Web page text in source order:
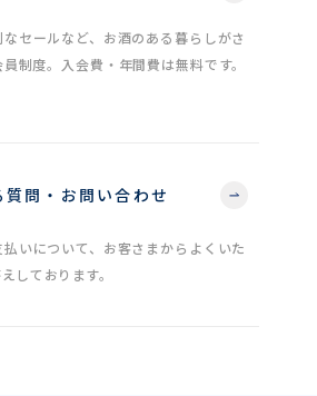
セールなど、お酒のある暮らしがさ
制度。入会費・年間費は無料です。
質問・お問い合わせ
いについて、お客さまからよくいた
しております。